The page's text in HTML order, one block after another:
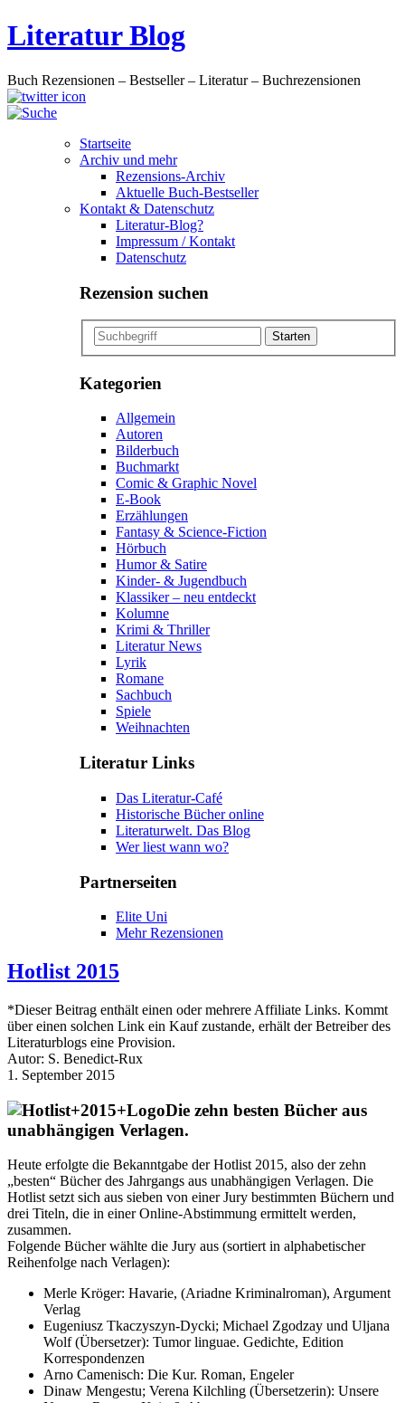
Literatur Blog
Buch Rezensionen – Bestseller – Literatur – Buchrezensionen
Startseite
Archiv und mehr
Rezensions-Archiv
Aktuelle Buch-Bestseller
Kontakt & Datenschutz
Literatur-Blog?
Impressum / Kontakt
Datenschutz
Rezension suchen
Kategorien
Allgemein
Autoren
Bilderbuch
Buchmarkt
Comic & Graphic Novel
E-Book
Erzählungen
Fantasy & Science-Fiction
Hörbuch
Humor & Satire
Kinder- & Jugendbuch
Klassiker – neu entdeckt
Kolumne
Krimi & Thriller
Literatur News
Lyrik
Romane
Sachbuch
Spiele
Weihnachten
Literatur Links
Das Literatur-Café
Historische Bücher online
Literaturwelt. Das Blog
Wer liest wann wo?
Partnerseiten
Elite Uni
Mehr Rezensionen
Hotlist 2015
*Dieser Beitrag enthält einen oder mehrere Affiliate Links. Kommt
über einen solchen Link ein Kauf zustande, erhält der Betreiber des
Literaturblogs eine Provision.
Autor: S. Benedict-Rux
1. September 2015
Die zehn besten Bücher aus
unabhängigen Verlagen.
Heute erfolgte die Bekanntgabe der Hotlist 2015, also der zehn
„besten“ Bücher des Jahrgangs aus unabhängigen Verlagen. Die
Hotlist setzt sich aus sieben von einer Jury bestimmten Büchern und
drei Titeln, die in einer Online-Abstimmung ermittelt werden,
zusammen.
Folgende Bücher wählte die Jury aus (sortiert in alphabetischer
Reihenfolge nach Verlagen):
Merle Kröger: Havarie, (Ariadne Kriminalroman), Argument
Verlag
Eugeniusz Tkaczyszyn-Dycki; Michael Zgodzay und Uljana
Wolf (Übersetzer): Tumor linguae. Gedichte, Edition
Korrespondenzen
Arno Camenisch: Die Kur. Roman, Engeler
Dinaw Mengestu; Verena Kilchling (Übersetzerin): Unsere